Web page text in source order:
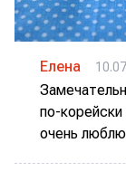
Елена
по-
очень